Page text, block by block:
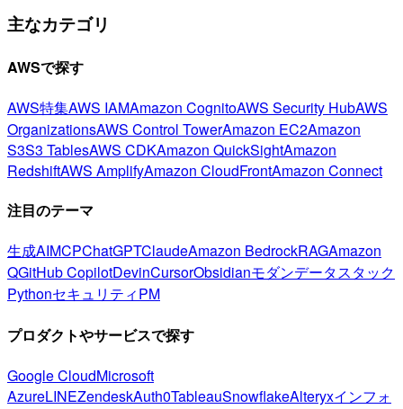
主なカテゴリ
AWSで探す
AWS特集AWS IAMAmazon CognitoAWS Security HubAWS
OrganizationsAWS Control TowerAmazon EC2Amazon
S3S3 TablesAWS CDKAmazon QuickSightAmazon
RedshiftAWS AmplifyAmazon CloudFrontAmazon Connect
注目のテーマ
生成AIMCPChatGPTClaudeAmazon BedrockRAGAmazon
QGitHub CopilotDevinCursorObsidianモダンデータスタック
PythonセキュリティPM
プロダクトやサービスで探す
Google CloudMicrosoft
AzureLINEZendeskAuth0TableauSnowflakeAlteryxインフォ